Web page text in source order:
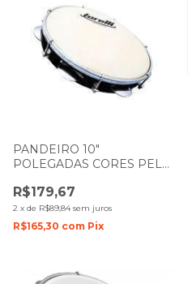
PANDEIRO 10"
POLEGADAS CORES PELE
PR TORELLI
R$179,67
2 x de R$89,84 sem juros
R$165,30 com Pix